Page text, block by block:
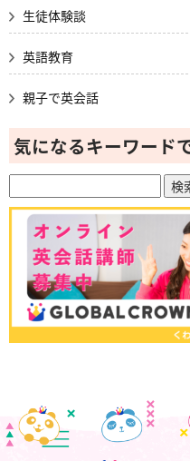
生徒体験談
英語教育
親子で英会話
気になるキーワード